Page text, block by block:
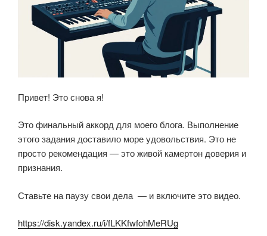
Привет! Это снова я!
Это финальный аккорд для моего блога. Выполнение
этого задания доставило море удовольствия. Это не
просто рекомендация — это живой камертон доверия и
признания.
Ставьте на паузу свои дела — и включите это видео.
https://disk.yandex.ru/i/fLKKfwfohMeRUg